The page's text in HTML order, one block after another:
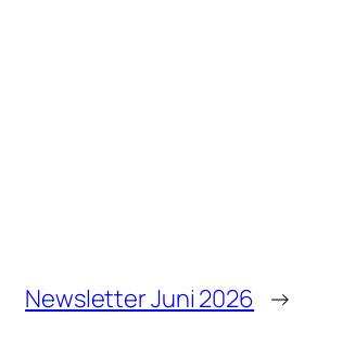
Newsletter Juni 2026 →